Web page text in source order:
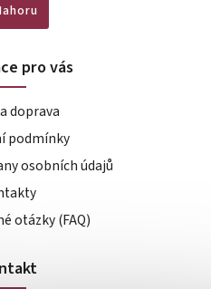
pro vás
doprava
podmínky
osobních údajů
otázky (FAQ)